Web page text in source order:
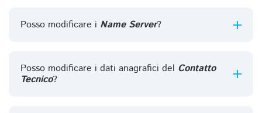
Posso modificare i Name Server?
Posso modificare i dati anagrafici del Contatto
Tecnico?